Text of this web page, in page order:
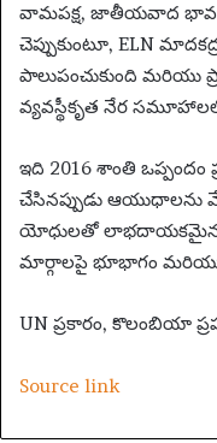
వామపక్ష, జాతీయవాద
చెప్పుకుంటూ, ELN
పాలుపంచుకుంది మరియు
వ్యవస్థీకృత నేర
ఇది 2016 శాంతి ఒప్పందం
చేసినప్పుడు
యోధులతో లాభదాయకమైన
మార్గాలపై భూభాగం మరియు
UN ప్రకారం, కొలంబియా
Source link